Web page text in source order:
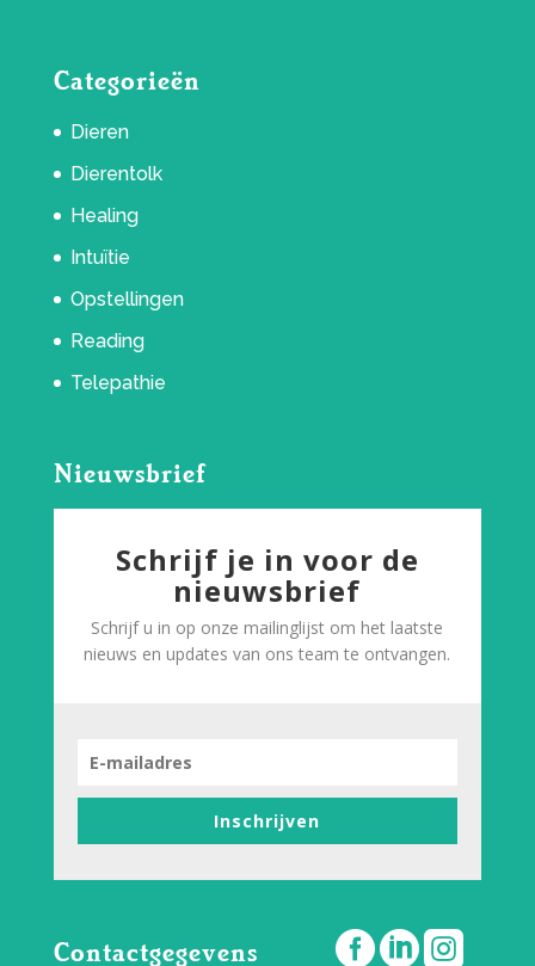
Categorieën
Dieren
Dierentolk
Healing
Intuïtie
Opstellingen
Reading
Telepathie
Nieuwsbrief
Schrijf je in voor de
nieuwsbrief
Schrijf u in op onze mailinglijst om het laatste
nieuws en updates van ons team te ontvangen.
Inschrijven
Contactgegevens 